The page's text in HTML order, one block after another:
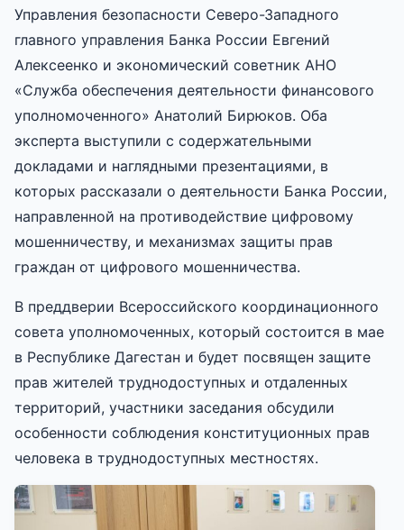
Управления безопасности Северо-Западного
главного управления Банка России Евгений
Алексеенко и экономический советник АНО
«Служба обеспечения деятельности финансового
уполномоченного» Анатолий Бирюков. Оба
эксперта выступили с содержательными
докладами и наглядными презентациями, в
которых рассказали о деятельности Банка России,
направленной на противодействие цифровому
мошенничеству, и механизмах защиты прав
граждан от цифрового мошенничества.
В преддверии Всероссийского координационного
совета уполномоченных, который состоится в мае
в Республике Дагестан и будет посвящен защите
прав жителей труднодоступных и отдаленных
территорий, участники заседания обсудили
особенности соблюдения конституционных прав
человека в труднодоступных местностях.